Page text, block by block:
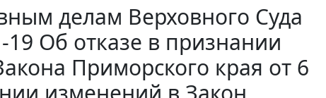
делам Верховного Суда
19 Об отказе в признании
Приморского края от 6